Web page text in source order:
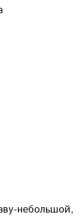
небольшой,